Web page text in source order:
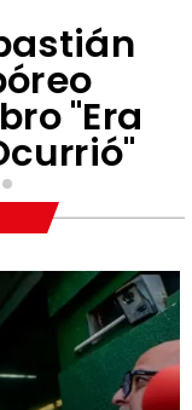
"Era